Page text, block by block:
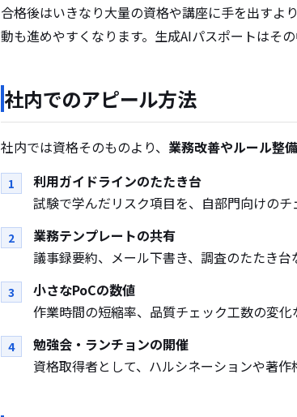
合格後はいきなり大量の資格や講座に手を出すより
動も進めやすくなります。生成AIパスポートはそ
社内でのアピール方法
社内では資格そのものより、 業務改善やルール整
利用ガイドラインのたたき台
試験で学んだリスク項目を、自部門向けの
業務テンプレートの共有
議事録要約、メール下書き、調査のたたき
小さなPoCの数値
作業時間の短縮率、品質チェック工数の変
勉強会・ランチョンの開催
資格取得者として、ハルシネーションや著